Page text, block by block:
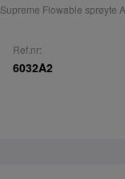
Flowable sprøyte
Ref.nr:
6032A2